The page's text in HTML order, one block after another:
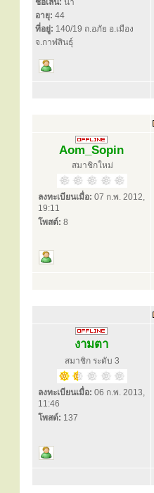
ชื่อเล่น: นา
อายุ: 44
ที่อยู่: 140/19 ถ.อภัย อ.เมือง
จ.กาฬสินธุ์
Aom_Sopin
สมาชิกใหม่
ลงทะเบียนเมื่อ: 07 ก.พ. 2012,
19:11
โพสต์: 8
งามตา
สมาชิก ระดับ 3
ลงทะเบียนเมื่อ: 06 ก.พ. 2013,
11:46
โพสต์: 137